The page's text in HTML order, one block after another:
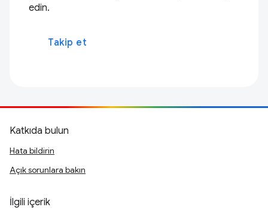
edin.
Takip et
Katkıda bulun
Hata bildirin
Açık sorunlara bakın
İlgili içerik